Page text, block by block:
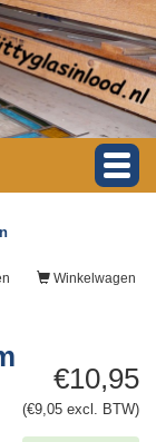
Winkelwagen
€10,95
(€9,05 excl. BTW)